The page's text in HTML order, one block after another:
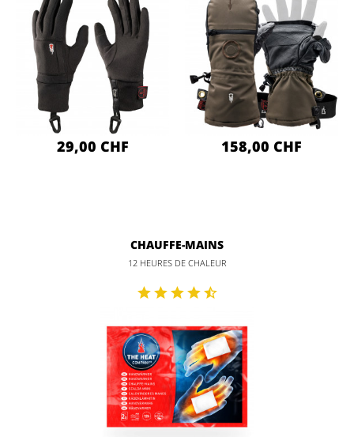
29,00 CHF 158,00 CHF
CHAUFFE-MAINS
12 HEURES DE CHALEUR